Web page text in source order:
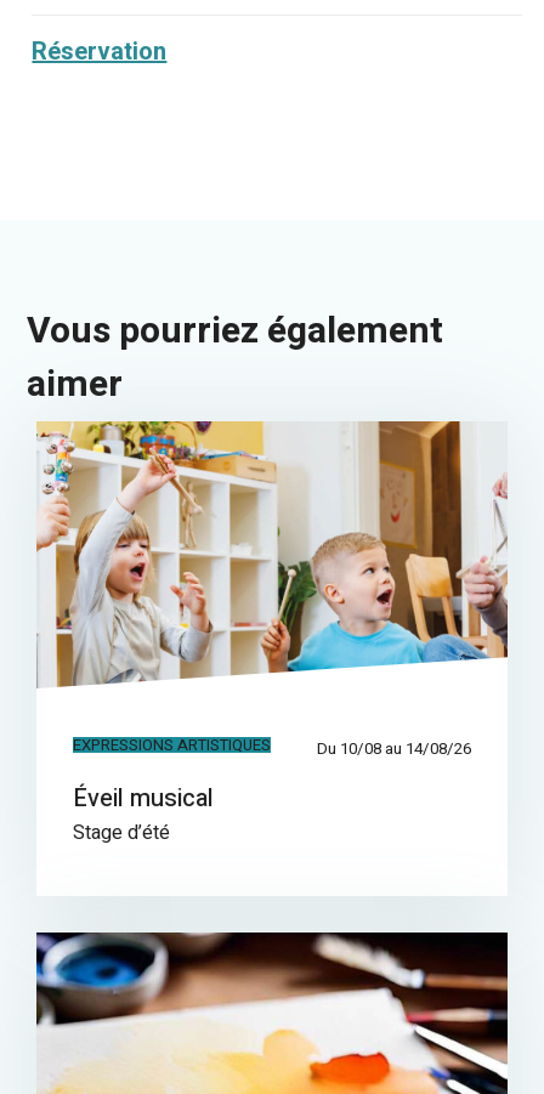
Réservation
Vous pourriez également
aimer
EXPRESSIONS ARTISTIQUES Du 10/08 au 14/08/26
Éveil musical
Stage d’été